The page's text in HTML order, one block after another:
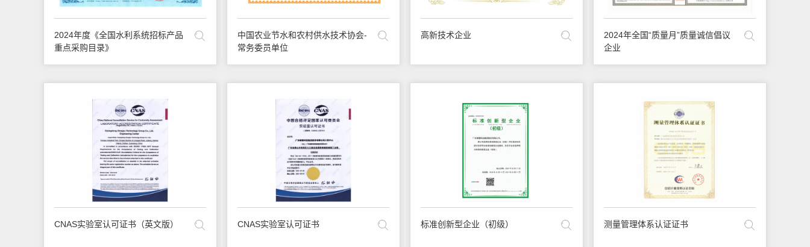
2024年度《全国水利系统招标产品
重点采购目录》
中国农业节水和农村供水技术协会-
常务委员单位
高新技术企业
2024年全国“质量月”质量诚信倡议
企业
CNAS实验室认可证书（英文版） CNAS实验室认可证书 标准创新型企业（初级） 测量管理体系认证证书